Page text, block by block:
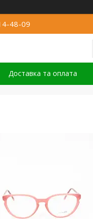
48-09
Доставка та оплата